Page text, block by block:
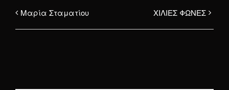
Μαρία Σταματίου ΧΙΛΙΕΣ ΦΩΝΕΣ